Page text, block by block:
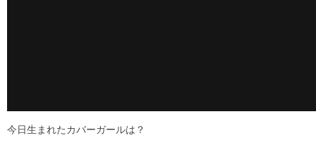
今日生まれたカバーガールは？